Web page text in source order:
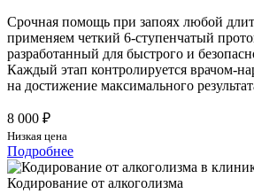
Срочная помощь при запоях любой
применяем четкий 6-ступенчатый
разработанный для быстрого и
Каждый этап контролируется врачом-
на достижение максимального
8 000 ₽
Низкая цена
Подробнее
Кодирование от алкоголизма